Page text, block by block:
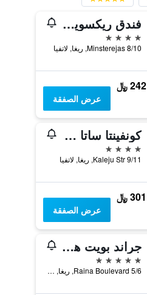
فندق ريكسويل أولد ريغا بالاس
4 نجوم
Minsterejas 8/10, ريغا, لاتفيا
242 ﷼
عرض الصفقة
كونفينتا ساتا هوتل كيستون كوليكشن
4 نجوم
Kaleju Str 9/11, ريغا, لاتفيا
301 ﷼
عرض الصفقة
جراند بويت هوتل باي سيماراه
5 نجوم
Raina Boulevard 5/6, ريغا, لاتفيا